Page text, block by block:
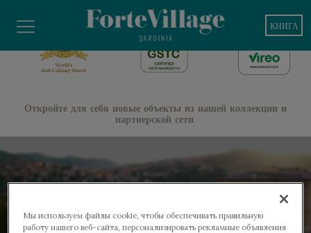
КНИГА
Откройте для себя новые объекты из нашей коллекции и
партнерской сети.
Мы используем файлы cookie, чтобы обеспечивать правильную
работу нашего веб-сайта, персонализировать рекламные объявления